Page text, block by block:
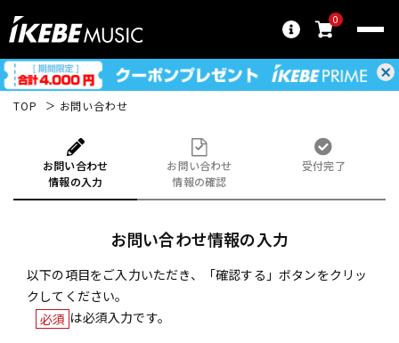
0
TOP お問い合わせ
お問い合わせ
情報の入力
お問い合わせ
情報の確認
受付完了
お問い合わせ情報の入力
以下の項目をご入力いただき、「確認する」ボタンをクリッ
クしてください。
必須 は必須入力です。